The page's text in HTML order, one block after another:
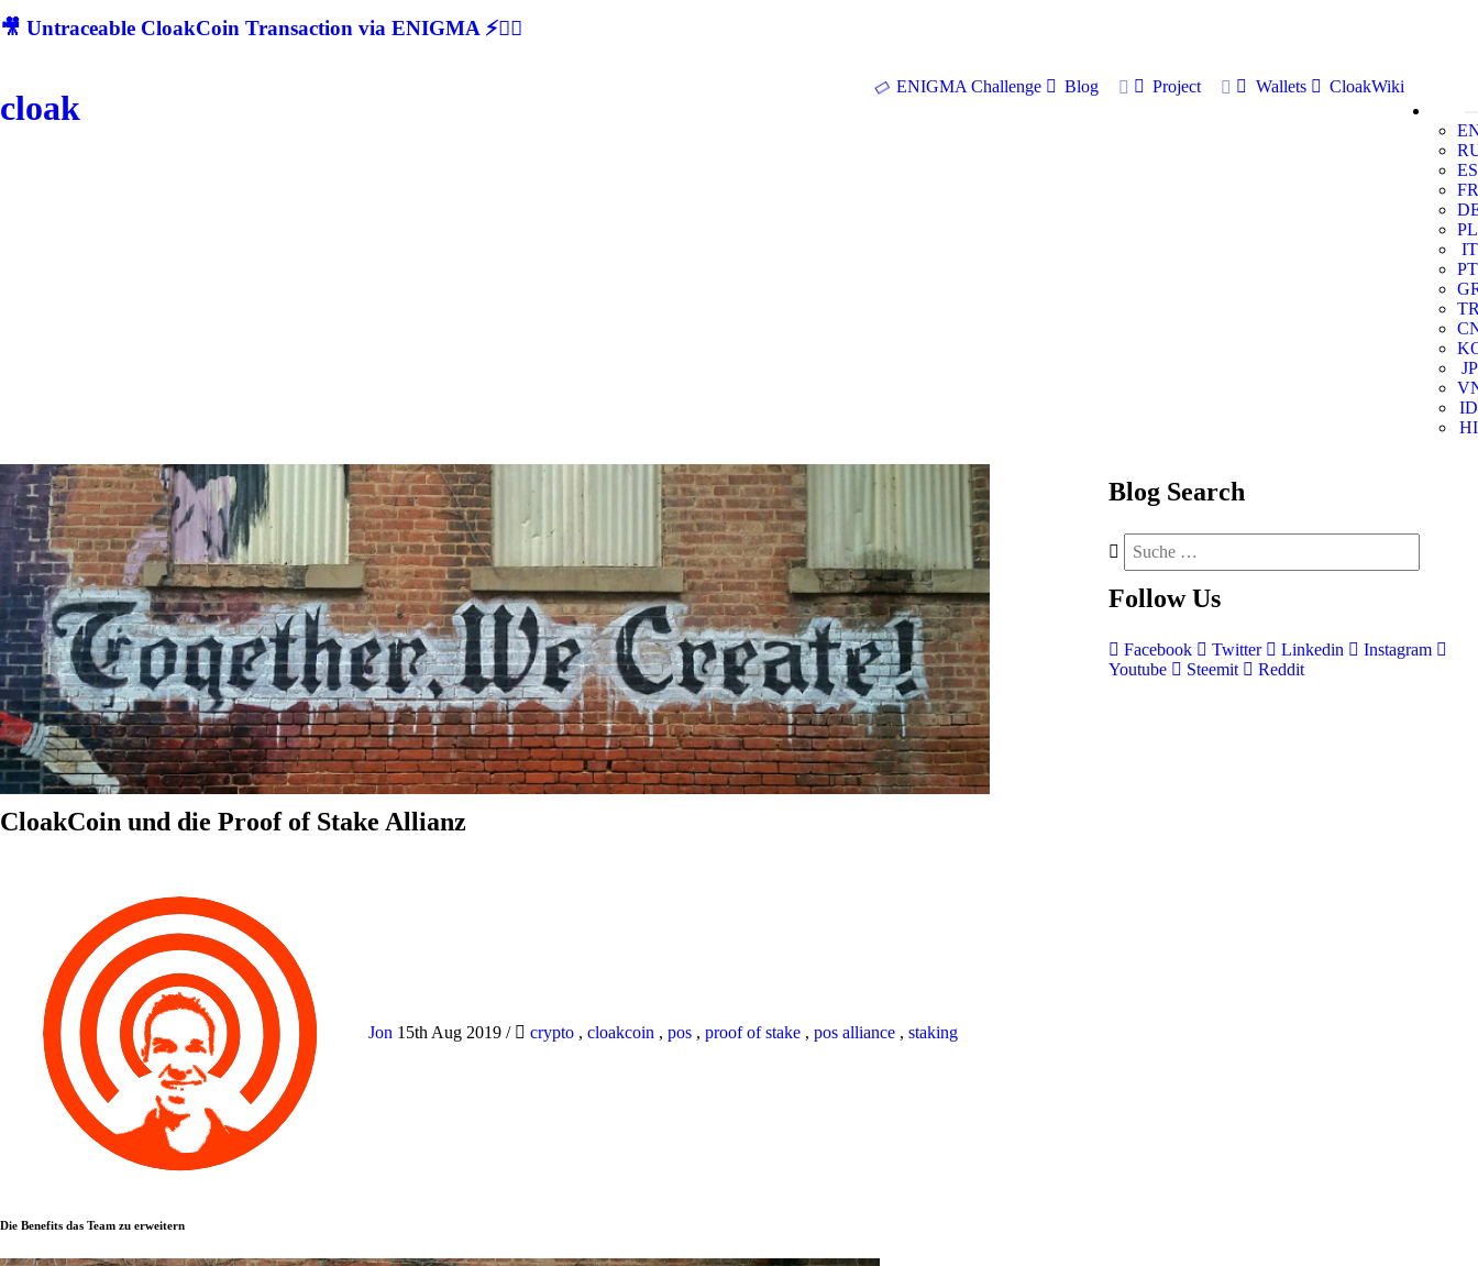
🎥 Untraceable CloakCoin Transaction via ENIGMA ⚡🕵‍♂
cloak
ENIGMA Challenge Blog Project Wallets
CloakWiki
ES
FR
PL
IT
PT
JP
ID
HI
CloakCoin und die Proof of Stake Allianz
Jon 15th Aug 2019 / crypto , cloakcoin , pos , proof of stake , pos alliance , staking
Die Benefits das Team zu erweitern
Blog Search
Follow Us
Facebook Twitter Linkedin
Instagram
Youtube
Steemit Reddit